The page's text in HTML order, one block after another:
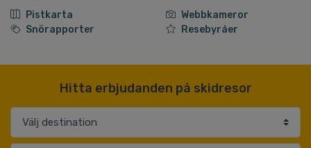
Pistkarta
Webbkameror
Snörapporter
Resebyråer
Hitta erbjudanden på skidresor